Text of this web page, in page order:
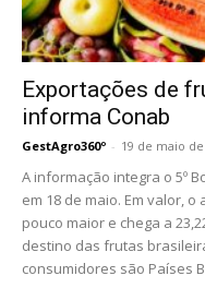
Exportações de
informa Conab
GestAgro360º - 19 de maio de
A informação integra o 5º
em 18 de maio. Em valor,
pouco maior e chega a
destino das frutas
consumidores são Países